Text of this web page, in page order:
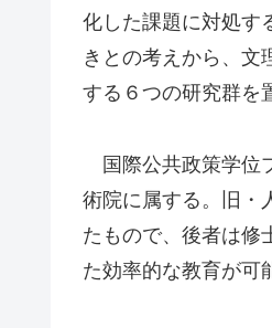
化した課題に対処す
きとの考えから、文
する６つの研究群を
国際公共政策学位
術院に属する。旧・
たもので、後者は修
た効率的な教育が可